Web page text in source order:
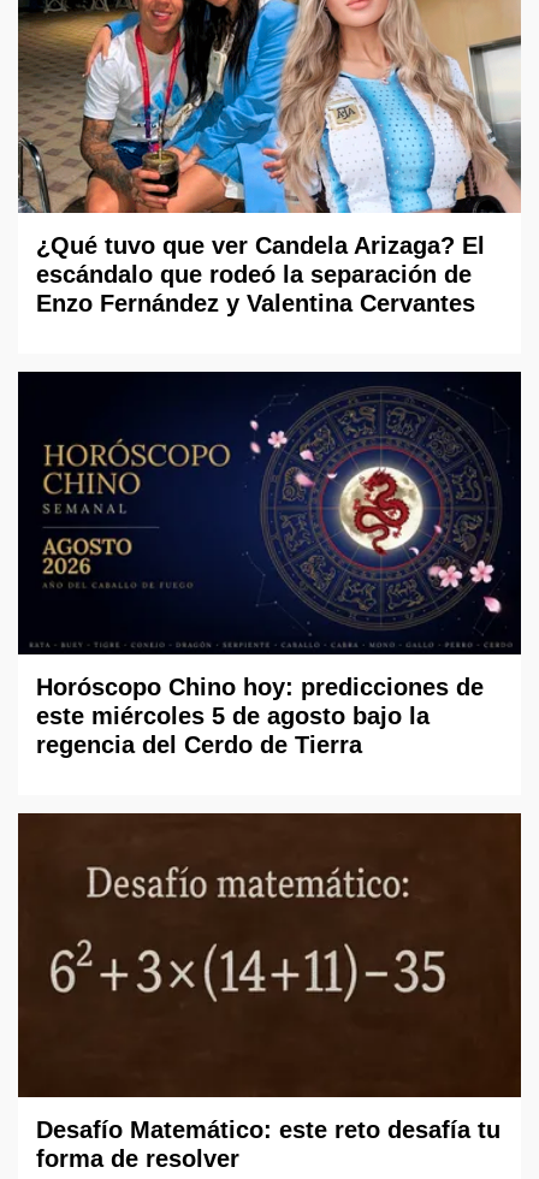
¿Qué tuvo que ver Candela Arizaga? El
escándalo que rodeó la separación de
Enzo Fernández y Valentina Cervantes
Horóscopo Chino hoy: predicciones de
este miércoles 5 de agosto bajo la
regencia del Cerdo de Tierra
Desafío Matemático: este reto desafía tu
forma de resolver